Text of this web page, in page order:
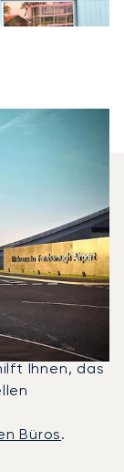
Am
Genf
8X und
für
Ein
Ihnen, das
Büros.